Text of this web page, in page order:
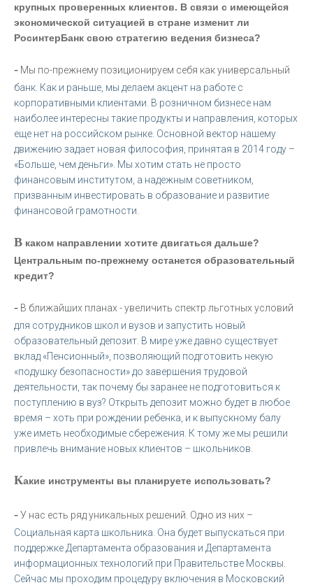
крупных проверенных клиентов. В связи с имеющейся
экономической ситуацией в стране изменит ли
РосинтерБанк свою стратегию ведения бизнеса?
- Мы по-прежнему позиционируем себя как универсальный
банк. Как и раньше, мы делаем акцент на работе с
корпоративными клиентами. В розничном бизнесе нам
наиболее интересны такие продукты и направления, которых
еще нет на российском рынке. Основной вектор нашему
движению задает новая философия, принятая в 2014 году –
«Больше, чем деньги». Мы хотим стать не просто
финансовым институтом, а надежным советником,
призванным инвестировать в образование и развитие
финансовой грамотности.
В каком направлении хотите двигаться дальше?
Центральным по-прежнему останется образовательный
кредит?
- В ближайших планах - увеличить спектр льготных условий
для сотрудников школ и вузов и запустить новый
образовательный депозит. В мире уже давно существует
вклад «Пенсионный», позволяющий подготовить некую
«подушку безопасности» до завершения трудовой
деятельности, так почему бы заранее не подготовиться к
поступлению в вуз? Открыть депозит можно будет в любое
время – хоть при рождении ребенка, и к выпускному балу
уже иметь необходимые сбережения. К тому же мы решили
привлечь внимание новых клиентов – школьников.
Какие инструменты вы планируете использовать?
-У нас есть ряд уникальных решений. Одно из них –
Социальная карта школьника. Она будет выпускаться при
поддержке Департамента образования и Департамента
информационных технологий при Правительстве Москвы.
Сейчас мы проходим процедуру включения в Московский